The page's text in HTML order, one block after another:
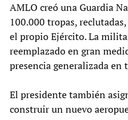
AMLO creó una Guardia
100.000 tropas,
el propio Ejército. La
reemplazado en gran
presencia generalizada en
El presidente también
construir un nuevo